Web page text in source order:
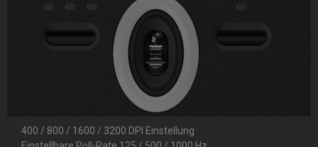
400 / 800 / 1600 / 3200 DPI Einstellung